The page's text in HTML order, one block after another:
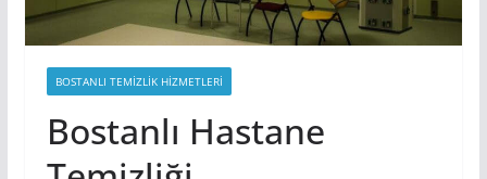
BOSTANLI TEMIZLIK HIZMETLERI
Bostanlı Hastane